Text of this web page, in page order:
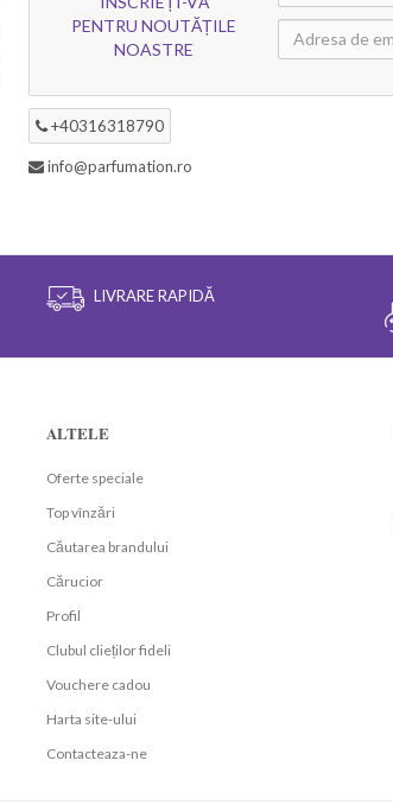
PENTRU NOUTĂȚILE
NOASTRE
+40316318790
info@parfumation.ro
LIVRARE RAPIDĂ
ALTELE
Oferte speciale
Top vînzări
Căutarea brandului
Cărucior
Profil
Clubul clieților fideli
Vouchere cadou
Harta site-ului
Contacteaza-ne